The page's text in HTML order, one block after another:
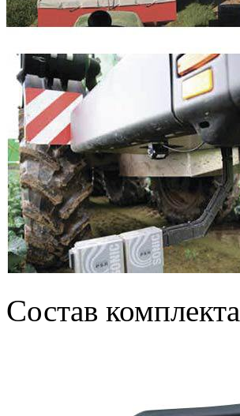
Состав комплекта